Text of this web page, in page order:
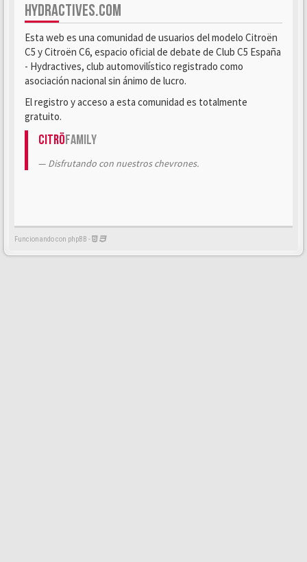
HYDRACTIVES.COM
Esta web es una comunidad de usuarios del modelo Citroën
C5 y Citroën C6, espacio oficial de debate de Club C5 España
- Hydractives, club automovilístico registrado como
asociación nacional sin ánimo de lucro.
El registro y acceso a esta comunidad es totalmente
gratuito.
CitröFamily
Disfrutando con nuestros chevrones.
Funcionando con phpBB -